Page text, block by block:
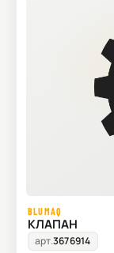
BLUMAQ
КЛАПАН
арт.3676914